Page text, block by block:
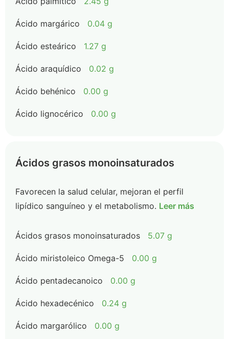
Ácido margárico 0.04 g
Ácido esteárico 1.27 g
Ácido araquídico 0.02 g
Ácido behénico 0.00 g
Ácido lignocérico 0.00 g
Ácidos grasos monoinsaturados
Favorecen la salud celular, mejoran el perfil
lipídico sanguíneo y el metabolismo. Leer más
Ácidos grasos monoinsaturados 5.07 g
Ácido miristoleico Omega-5 0.00 g
Ácido pentadecanoico 0.00 g
Ácido hexadecénico 0.24 g
Ácido margarólico 0.00 g